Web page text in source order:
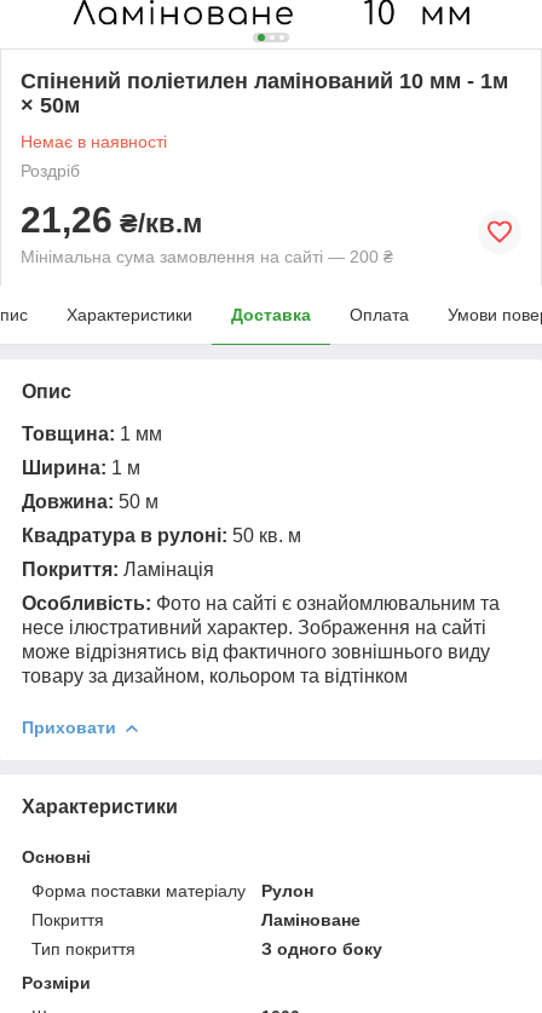
Спінений поліетилен ламінований 10 мм - 1м
× 50м
Немає в наявності
Роздріб
21,26 ₴/кв.м
Мінімальна сума замовлення на сайті — 200 ₴
Характеристики Доставка Оплата Умови
Опис
Товщина: 1 мм
Ширина: 1 м
Довжина: 50 м
Квадратура в рулоні: 50 кв. м
Покриття: Ламінація
Особливість: Фото на сайті є ознайомлювальним та
несе ілюстративний характер. Зображення на сайті
може відрізнятись від фактичного зовнішнього виду
товару за дизайном, кольором та відтінком
Приховати
Характеристики
Основні
Форма поставки матеріалу
Рулон
Покриття
Ламіноване
Тип покриття
З одного боку
Розміри